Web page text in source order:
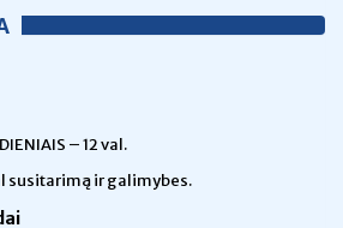
– 12 val.
susitarimą ir galimybes.